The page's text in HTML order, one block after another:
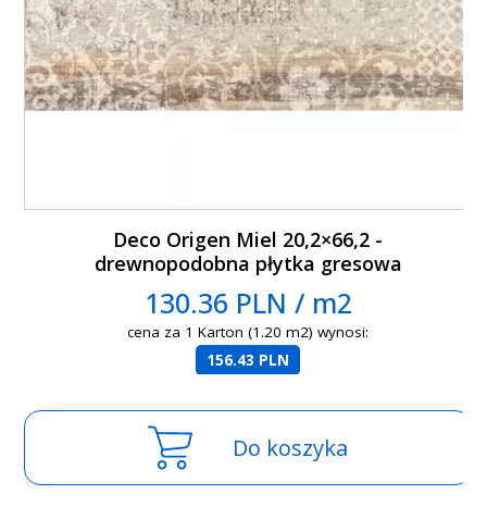
Deco Origen Miel 20,2×66,2 -
drewnopodobna płytka gresowa
130.36 PLN / m2
cena za 1 Karton (1.20 m2) wynosi:
156.43 PLN
Do koszyka